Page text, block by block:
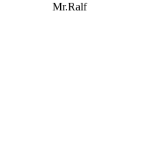
Mr.Ralf